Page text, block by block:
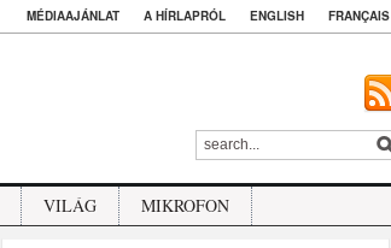
MÉDIAAJÁNLAT A HÍRLAPRÓL ENGLISH FRANÇAIS
VILÁG MIKROFON